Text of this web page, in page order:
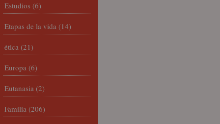
Estudios (6)
Etapas de la vida (14)
ética (21)
Europa (6)
Eutanasia (2)
Familia (206)